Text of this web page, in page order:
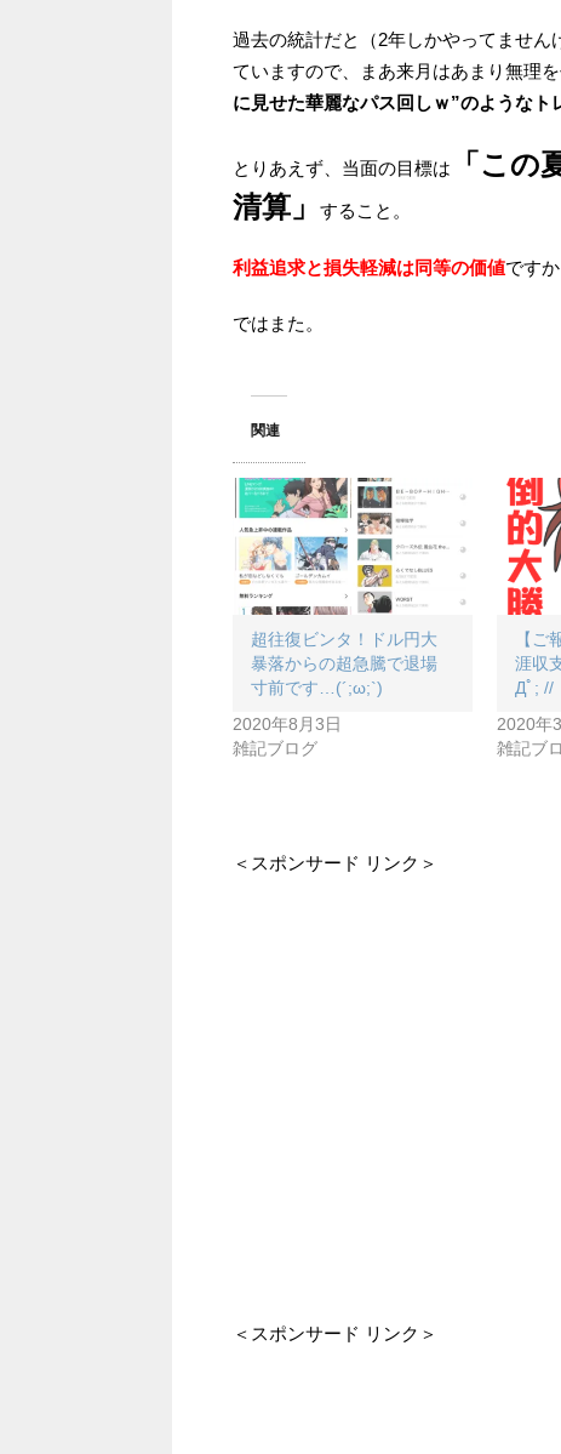
過去の統計だと（2年しかやってませ
ていますので、まあ来月はあまり無理
に見せた華麗なパス回しｗ”のようなト
とりあえず、当面の目標は 「 この
清算」
すること。
利益追求と損失軽減は同等の価値ですか
ではまた。
関連
超往復ビンタ！ドル円大
暴落からの超急騰で退場
寸前です…(´;ω;`)
2020年8月3日
雑記ブログ
【ご
涯収
Дﾟ; //
2020年
雑記ブ
＜スポンサード リンク＞
＜スポンサード リンク＞